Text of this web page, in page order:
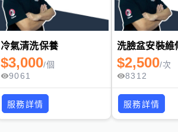
冷氣清洗保養
$3,000/個
9061
服務詳情
洗臉盆安裝維
$2,500/次
8312
服務詳情